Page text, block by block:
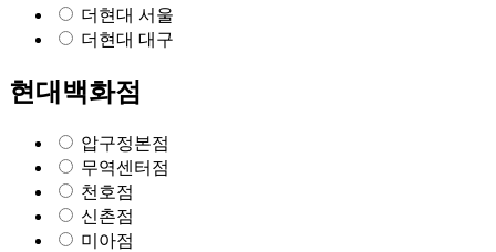
더현대 서울
더현대 대구
현대백화점
압구정본점
무역센터점
천호점
신촌점
미아점